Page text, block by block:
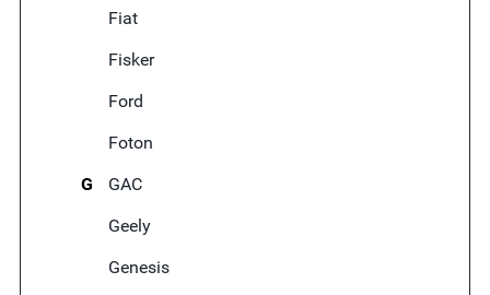
Fiat
Fisker
Ford
Foton
G
GAC
Geely
Genesis